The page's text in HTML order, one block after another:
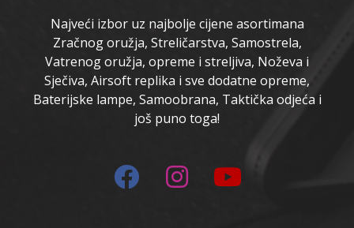
Najveći izbor uz najbolje cijene asortimana
Zračnog oružja, Streličarstva, Samostrela,
Vatrenog oružja, opreme i streljiva, Noževa i
Sječiva, Airsoft replika i sve dodatne opreme,
Baterijske lampe, Samoobrana, Taktička odjeća i
još puno toga!